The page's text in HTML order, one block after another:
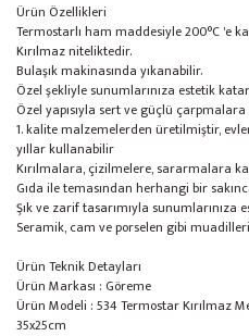
Ürün Özellikleri
Termostarlı ham maddesiyle 200°C 'e
Kırılmaz niteliktedir.
Bulaşık makinasında yıkanabilir.
Özel şekliyle sunumlarınıza estetik
Özel yapısıyla sert ve güçlü çarpmalara
1. kalite malzemelerden üretilmiştir,
yıllar kullanabilir
Kırılmalara, çizilmelere, sararmalara
Gıda ile temasından herhangi bir
Şık ve zarif tasarımıyla sunumlarınıza
Seramik, cam ve porselen gibi
Ürün Teknik Detayları
Ürün Markası : Göreme
Ürün Modeli : 534 Termostar Kırılmaz
35x25cm